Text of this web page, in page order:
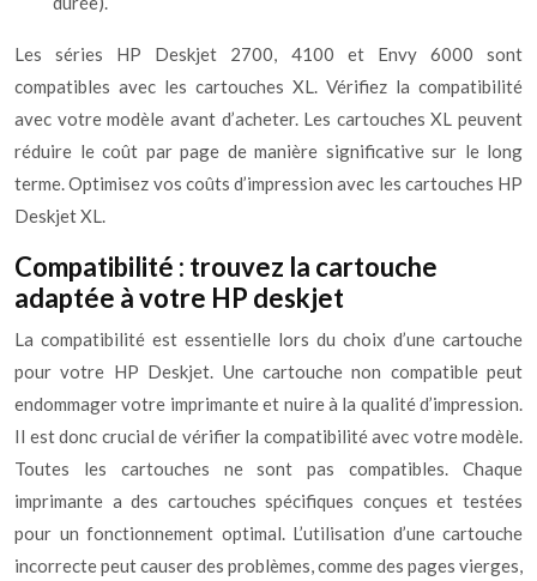
Les séries HP Deskjet 2700, 4100 et Envy 6000 sont
compatibles avec les cartouches XL. Vérifiez la compatibilité
avec votre modèle avant d’acheter. Les cartouches XL peuvent
réduire le coût par page de manière significative sur le long
terme. Optimisez vos coûts d’impression avec les cartouches HP
Deskjet XL.
Compatibilité : trouvez la cartouche
adaptée à votre HP deskjet
La compatibilité est essentielle lors du choix d’une cartouche
pour votre HP Deskjet. Une cartouche non compatible peut
endommager votre imprimante et nuire à la qualité d’impression.
Il est donc crucial de vérifier la compatibilité avec votre modèle.
Toutes les cartouches ne sont pas compatibles. Chaque
imprimante a des cartouches spécifiques conçues et testées
pour un fonctionnement optimal. L’utilisation d’une cartouche
incorrecte peut causer des problèmes, comme des pages vierges,